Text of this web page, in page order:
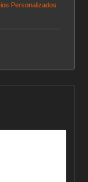
Personalizados